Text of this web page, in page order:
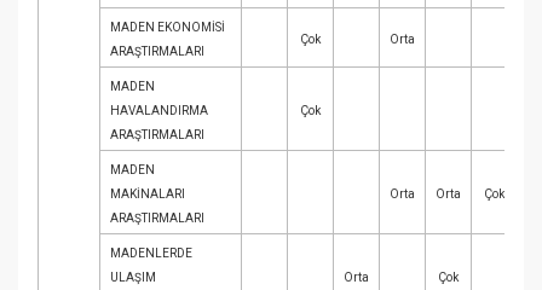
MADEN EKONOMİSİ
ARAŞTIRMALARI
Çok Orta
MADEN
HAVALANDIRMA
ARAŞTIRMALARI
Çok
MADEN
MAKİNALARI
ARAŞTIRMALARI
Orta Orta Çok
MADENLERDE
ULAŞIM
Orta Çok